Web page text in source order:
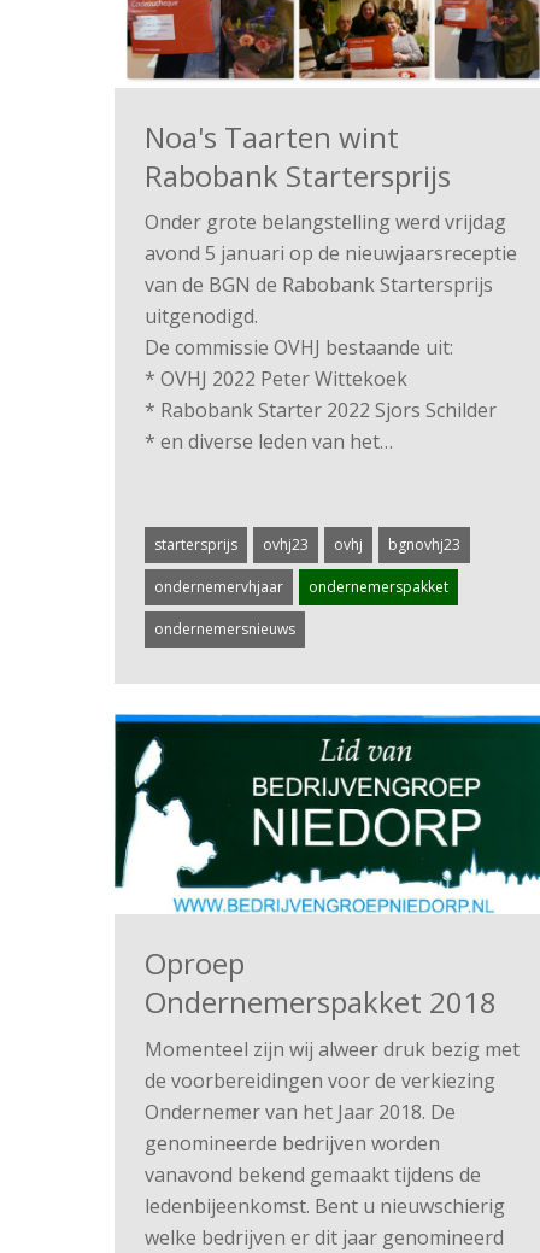
Noa's Taarten wint
Rabobank Startersprijs
Onder grote belangstelling werd vrijdag
avond 5 januari op de nieuwjaarsreceptie
van de BGN de Rabobank Startersprijs
uitgenodigd.
De commissie OVHJ bestaande uit:
* OVHJ 2022 Peter Wittekoek
* Rabobank Starter 2022 Sjors Schilder
* en diverse leden van het…
startersprijs ovhj23 ovhj bgnovhj23
ondernemervhjaar ondernemerspakket
ondernemersnieuws
Oproep
Ondernemerspakket 2018
Momenteel zijn wij alweer druk bezig met
de voorbereidingen voor de verkiezing
Ondernemer van het Jaar 2018. De
genomineerde bedrijven worden
vanavond bekend gemaakt tijdens de
ledenbijeenkomst. Bent u nieuwschierig
welke bedrijven er dit jaar genomineerd